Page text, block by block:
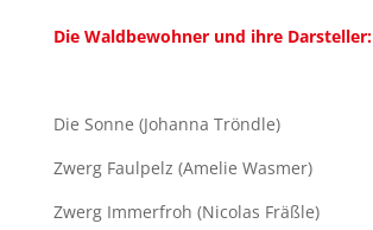
Die Waldbewohner und ihre Darsteller:
Die Sonne (Johanna Tröndle)
Zwerg Faulpelz (Amelie Wasmer)
Zwerg Immerfroh (Nicolas Fräßle)